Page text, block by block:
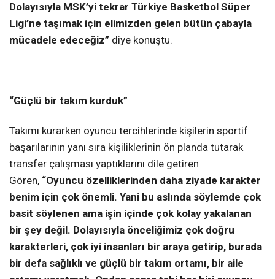
Dolayısıyla MSK’yi tekrar Türkiye Basketbol Süper
Ligi’ne taşımak için elimizden gelen bütün çabayla
mücadele edeceğiz” diye konuştu.
“Güçlü bir takım kurduk”
Takımı kurarken oyuncu tercihlerinde kişilerin sportif
başarılarının yanı sıra kişiliklerinin ön planda tutarak
transfer çalışması yaptıklarını dile getiren
Gören, “Oyuncu özelliklerinden daha ziyade karakter
benim için çok önemli. Yani bu aslında söylemde çok
basit söylenen ama işin içinde çok kolay yakalanan
bir şey değil. Dolayısıyla önceliğimiz çok doğru
karakterleri, çok iyi insanları bir araya getirip, burada
bir defa sağlıklı ve güçlü bir takım ortamı, bir aile